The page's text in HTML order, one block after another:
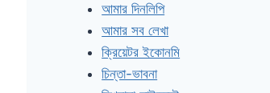
আমার দিনলিপি
আমার সব লেখা
ক্রিয়েটর ইকোনমি
চিন্তা-ভাবনা